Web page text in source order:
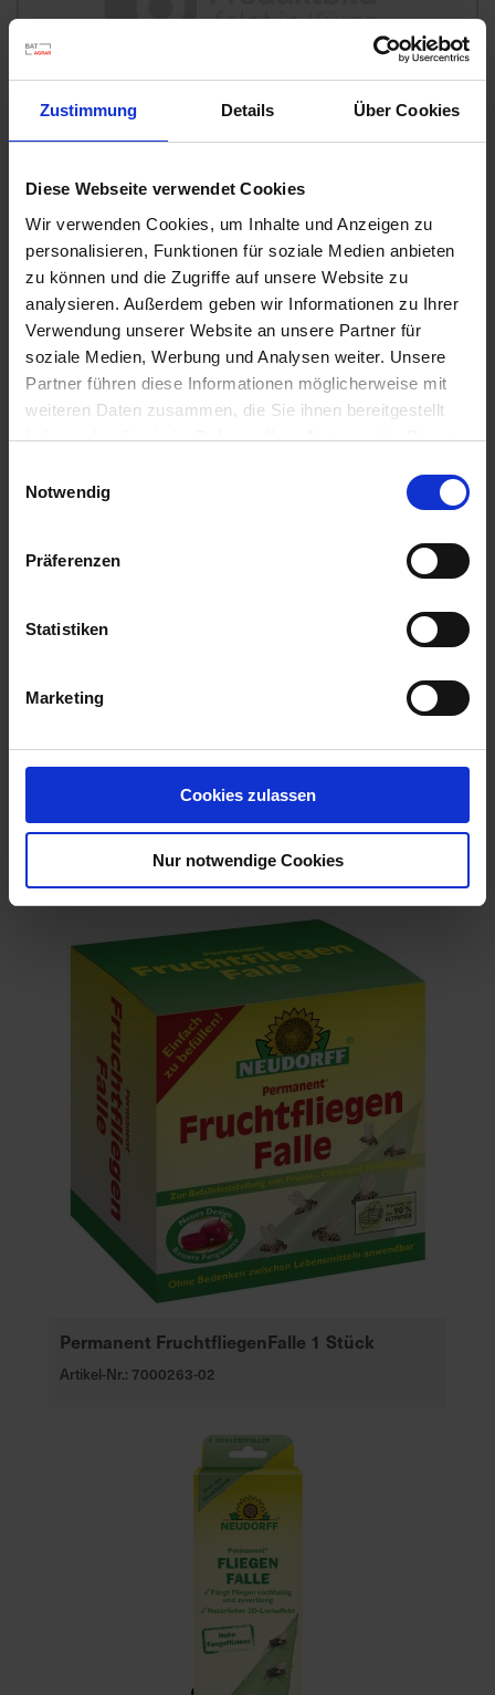
Zustimmung Details Über Cookies
Diese Webseite verwendet Cookies
Wir verwenden Cookies, um Inhalte und Anzeigen zu
personalisieren, Funktionen für soziale Medien anbieten
zu können und die Zugriffe auf unsere Website zu
analysieren. Außerdem geben wir Informationen zu Ihrer
Verwendung unserer Website an unsere Partner für
soziale Medien, Werbung und Analysen weiter. Unsere
Partner führen diese Informationen möglicherweise mit
weiteren Daten zusammen, die Sie ihnen bereitgestellt
haben oder die sie im Rahmen Ihrer Nutzung der Dienste
Notwendig
Präferenzen
Statistiken
Marketing
Cookies zulassen
Nur notwendige Cookies
Permanent WespenTURBOSpray
Artikel-Nr.: 7000616-02-cfg
Ähnliche Produkte
terrasan Home Display L 1 Display
Artikel-Nr.: 7002914-D1
Permanent FruchtfliegenFalle 1 Stück
Artikel-Nr.: 7000263-02